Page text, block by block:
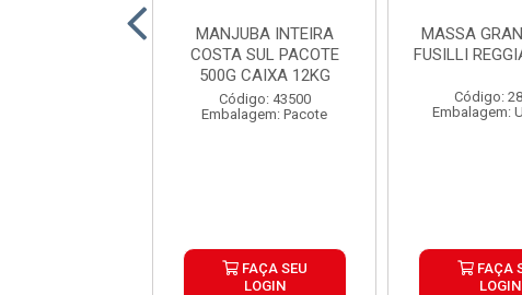
MANJUBA INTEIRA
COSTA SUL PACOTE
500G CAIXA 12KG
Código: 43500
Embalagem: Pacote
FAÇA SEU
LOGIN
MASSA
FUSILLI
Código:
Embalagem:
FAÇA
LOGIN